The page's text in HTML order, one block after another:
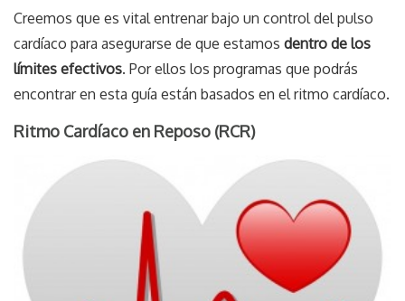
Creemos que es vital entrenar bajo un control del pulso
cardíaco para asegurarse de que estamos dentro de los
límites efectivos. Por ellos los programas que podrás
encontrar en esta guía están basados en el ritmo cardíaco.
Ritmo Cardíaco en Reposo (RCR)